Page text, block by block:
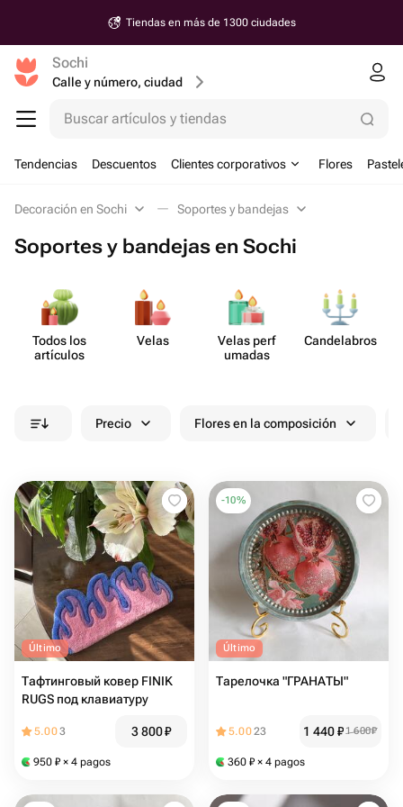
Tiendas en más de 1300 ciudades
Sochi
Calle y número, ciudad
Buscar artículos y tiendas
Tendencias Descuentos Clientes corporativos Flores
Decoración en Sochi Soportes y bandejas
Soportes y bandejas en Sochi
Todos los
artículos
Velas
Velas perf​
umadas
Cande​labros
Precio Flores en la composición
Último
Тафтинговый ковер FINIK
RUGS под клавиатуру
5.003 3 800₽
950 ₽ × 4 pagos
-10%
Último
Тарелочка "ГРАНАТЫ"
5.0023 1 440₽1 600₽
360 ₽ × 4 pagos